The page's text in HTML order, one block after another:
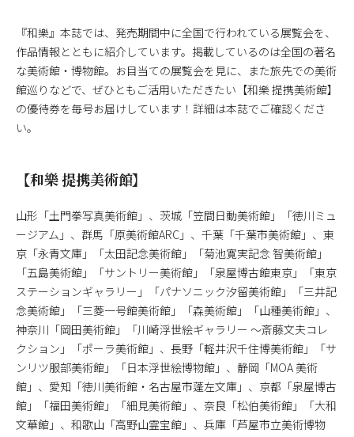
『和樂』本誌では、発売期間中に全国で行われている展覧会を、
作品情報とともに紹介しています。掲載しているのは全国の著名
な美術館・博物館。お目当ての展覧会を見に、また旅先での美術
館巡りなどで、ぜひともご活用いただきたい【和樂 提携美術館】
の優待券を毎号お届けしています！詳細は本誌でご確認くださ
い。
【和樂 提携美術館】
山形「土門拳写真美術館」、茨城「笠間日動美術館」「徳川ミュ
ージアム」、群馬「原美術館ARC」、千葉「千葉市美術館」、東
京「永青文庫」「太田記念美術館」「菊池寛実記念 智美術館」
「五島美術館」「サントリー美術館」「泉屋博古館東京」「東京
ステーションギャラリー」「パナソニック汐留美術館」「三井記
念美術館」「三菱一号館美術館」「森美術館」「山種美術館」、
神奈川「岡田美術館」「川崎浮世絵ギャラリー ～斎藤文夫コレ
クション」「ポーラ美術館」、長野「軽井沢千住博美術館」「サ
ンリツ服部美術館」「日本浮世絵博物館」、静岡「MOA 美術
館」、愛知「徳川美術館・名古屋市蓬左文庫」、京都「泉屋博古
館」「福田美術館」「細見美術館」、奈良「松伯美術館」「大和
文華館」、和歌山「高野山霊宝館」、兵庫「芦屋市立美術博物